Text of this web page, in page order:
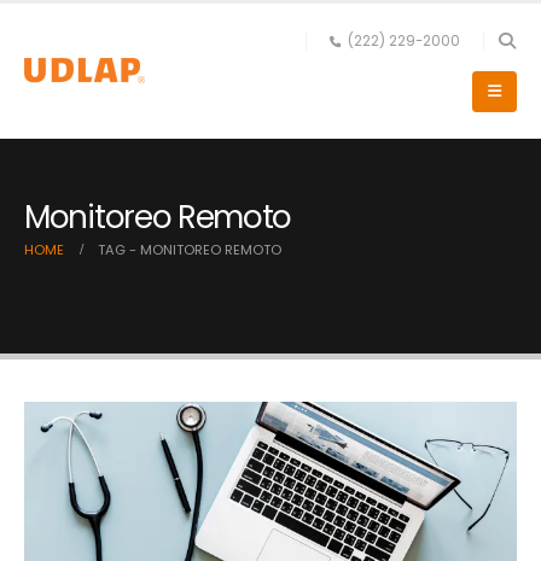
(222) 229-2000
Monitoreo Remoto
HOME TAG - MONITOREO REMOTO